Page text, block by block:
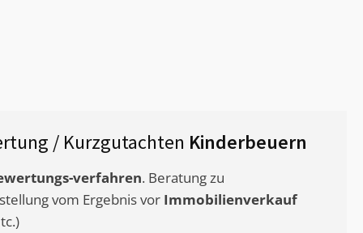
/ Kurzgutachten Kinderbeuern
verfahren. Beratung zu
vom Ergebnis vor Immobilienverkauf